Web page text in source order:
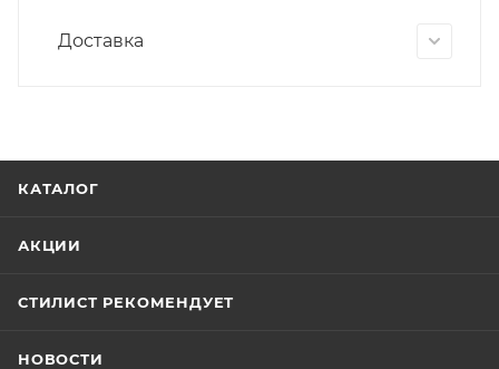
Доставка
КАТАЛОГ
АКЦИИ
СТИЛИСТ РЕКОМЕНДУЕТ
НОВОСТИ